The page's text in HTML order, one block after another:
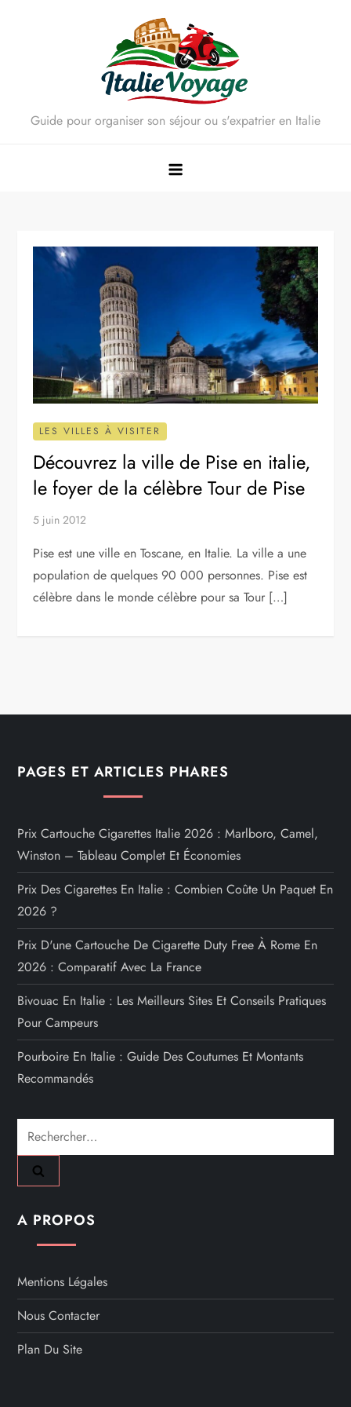
Guide pour organiser son séjour ou s'expatrier en Italie
LES VILLES À VISITER
Découvrez la ville de Pise en italie,
le foyer de la célèbre Tour de Pise
5 juin 2012
Pise est une ville en Toscane, en Italie. La ville a une
population de quelques 90 000 personnes. Pise est
célèbre dans le monde célèbre pour sa Tour […]
PAGES ET ARTICLES PHARES
Prix Cartouche Cigarettes Italie 2026 : Marlboro, Camel,
Winston – Tableau Complet Et Économies
Prix Des Cigarettes En Italie : Combien Coûte Un Paquet En
2026 ?
Prix D'une Cartouche De Cigarette Duty Free À Rome En
2026 : Comparatif Avec La France
Bivouac En Italie : Les Meilleurs Sites Et Conseils Pratiques
Pour Campeurs
Pourboire En Italie : Guide Des Coutumes Et Montants
Recommandés
Rechercher :
A PROPOS
Mentions Légales
Nous Contacter
Plan Du Site